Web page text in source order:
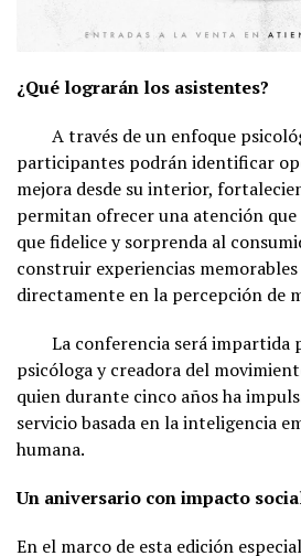
¿Qué lograrán los asistentes?
A través de un enfoque
participantes podrán identificar
mejora desde su interior,
permitan ofrecer una atención que
que fidelice y sorprenda al
construir experiencias
directamente en la percepción de
La conferencia será impartida
psicóloga y creadora del
quien durante cinco años ha
servicio basada en la inteligencia
humana.
Un aniversario con impacto
En el marco de esta edición